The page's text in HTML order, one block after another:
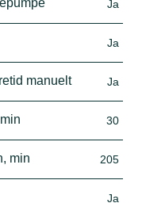
Ja
Ja
manuelt Ja
30
min 205
Ja